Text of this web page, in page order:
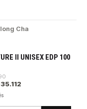
Cha
II UNISEX EDP 100